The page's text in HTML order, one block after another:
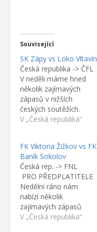
Související
SK Zápy vs Loko Vltavín
Česká republika -> ČFL
V neděli máme hned
několik zajímavých
zápasů v nižších
českých soutěžích.
Analýzy na SK Zápy a
protože například
konkrétní informace o
zraněních nejsou
snadno veřejně
dostupné. Dění okolo
klubů a jejich záměry
se však vystopovat dají.
SK Zápy Loňský adept
V „Česká republika“
FK Viktoria Žižkov vs FK
Baník Sokolov
Česká rep. -> FNL
PRO PŘEDPLATITELE
Nedělní ráno nám
nabízí několik
zajímavých zápasů
z českých nižších
V „Česká republika“